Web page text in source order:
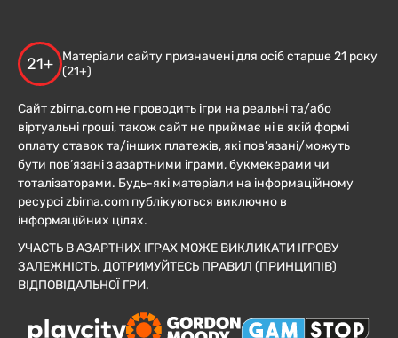
21+
Матеріали сайту призначені для осіб старше 21 року
(21+)
Сайт zbirna.com не проводить ігри на реальні та/або
віртуальні гроші, також сайт не приймає ні в якій формі
оплату ставок та/інших платежів, які пов’язані/можуть
бути пов’язані з азартними іграми, букмекерами чи
тоталізаторами. Будь-які матеріали на інформаційному
ресурсі zbirna.com публікуються виключно в
інформаційних цілях.
УЧАСТЬ В АЗАРТНИХ ІГРАХ МОЖЕ ВИКЛИКАТИ ІГРОВУ
ЗАЛЕЖНІСТЬ. ДОТРИМУЙТЕСЬ ПРАВИЛ (ПРИНЦИПІВ)
ВІДПОВІДАЛЬНОЇ ГРИ.